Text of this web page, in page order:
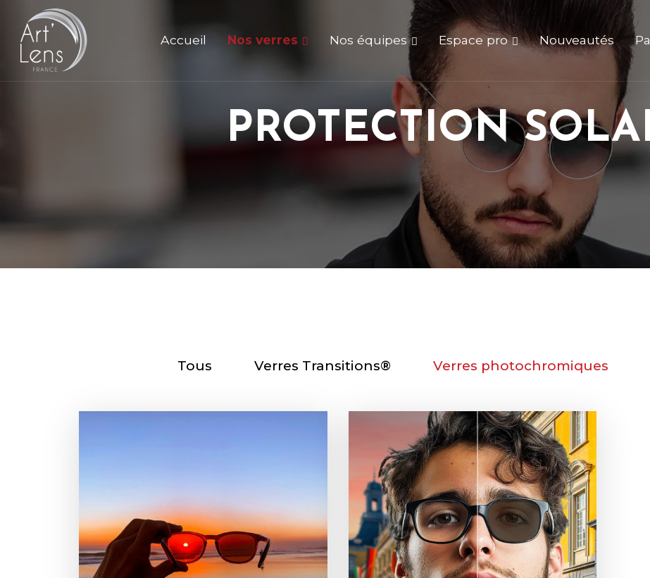
Accueil Nos verres Nos équipes Espace pro Nouveautés
PROTECTION
Tous Verres Transitions® Verres photochromiques